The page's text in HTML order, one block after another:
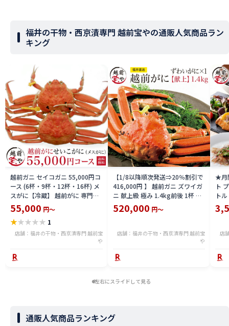
福井の干物・西京漬専門 越前宝やの通販人気商品ラン
キング
越前ガニ セイコガニ 55,000円コ
ース (6杯・9杯・12杯・16杯) メ
スがに【冷蔵】 越前がに 専門店
せいこがに 香箱ガニ 香箱 香箱か
に こうばこがに 香箱蟹 カニ かに
蟹 ギフト 送料無料
55,000 円～
★★★★★ 1
店舗：福井の干物・西京漬専門 越前宝
や
【1/8以降順次発送⇒20％割引で
416,000円 】 越前ガニ ズワイガ
ニ 献上級 極み 1.4kg前後 1杯 オ
スがに【冷蔵】 越前がに 専門店
ずわいがに カニ かに 蟹 ギフト
520,000 円～
店舗：福井の干物・西京漬専門 越前宝
や
★月
ト
ト
サバ
店
左右にスライドして見る
通販人気商品ランキング